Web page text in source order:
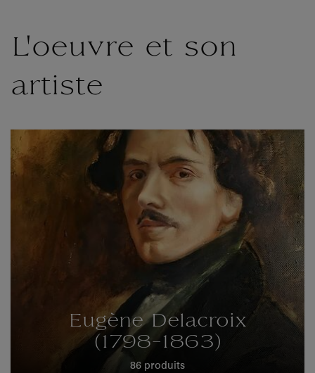
L'oeuvre et son
artiste
Eugène Delacroix
(1798-1863)
86 produits